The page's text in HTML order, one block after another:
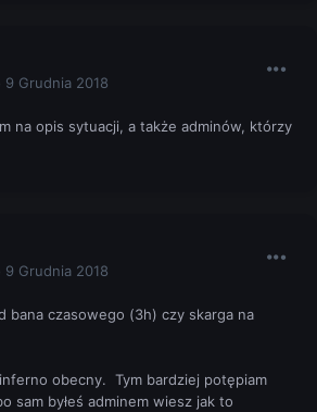
9 Grudnia 2018
na opis sytuacji, a także adminów, którzy
9 Grudnia 2018
bana czasowego (3h) czy skarga na
obecny. Tym bardziej potępiam
sam byłeś adminem wiesz jak to